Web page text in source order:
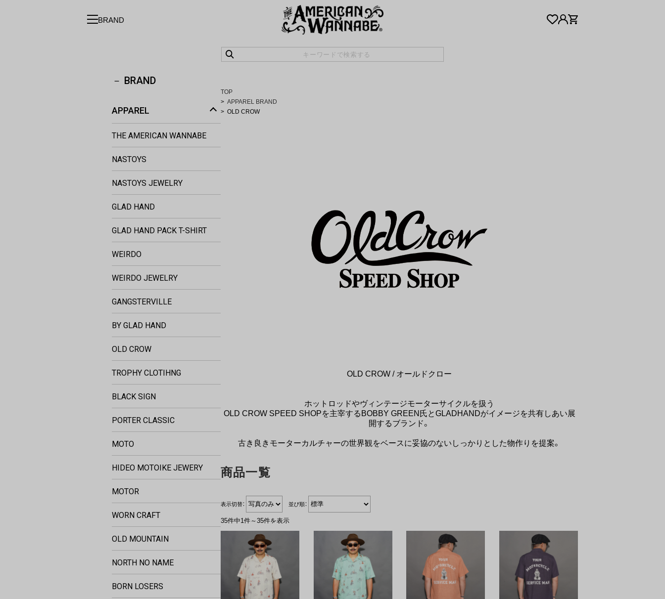
BRAND
TOP
APPAREL BRAND
OLD CROW
OLD CROW / オールドクロー
ホットロッドやヴィンテージモーターサイクルを扱う
OLD CROW SPEED SHOPを主宰するBOBBY GREEN氏とGLADHANDがイメージを共有しあい展
開するブランド。
古き良きモーターカルチャーの世界観をベースに妥協のないしっかりとした物作りを提案。
商品一覧
表示切替： 並び順：
35件中1件～35件を表示
BRAND
APPAREL
THE AMERICAN WANNABE
NASTOYS
NASTOYS JEWELRY
GLAD HAND
GLAD HAND PACK T-SHIRT
WEIRDO
WEIRDO JEWELRY
GANGSTERVILLE
BY GLAD HAND
OLD CROW
TROPHY CLOTIHNG
BLACK SIGN
PORTER CLASSIC
MOTO
HIDEO MOTOIKE JEWERY
MOTOR
WORN CRAFT
OLD MOUNTAIN
NORTH NO NAME
BORN LOSERS